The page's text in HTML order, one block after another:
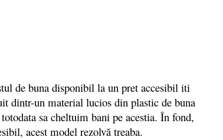
de buna disponibil la un pret accesibil iti
dintr-un material lucios din plastic de buna
sa cheltuim bani pe acestia. În fond,
acest model rezolvă treaba.